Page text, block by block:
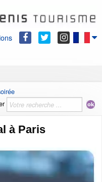
à Paris